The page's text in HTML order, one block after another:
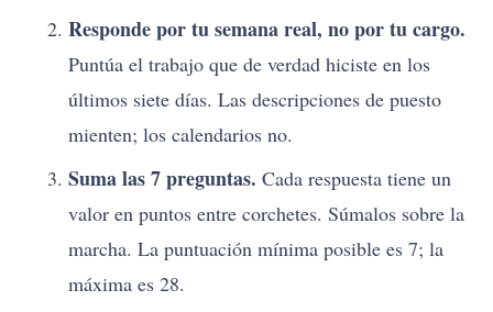
Responde por tu semana real, no por tu cargo.
Puntúa el trabajo que de verdad hiciste en los
últimos siete días. Las descripciones de puesto
mienten; los calendarios no.
Suma las 7 preguntas. Cada respuesta tiene un
valor en puntos entre corchetes. Súmalos sobre la
marcha. La puntuación mínima posible es 7; la
máxima es 28.